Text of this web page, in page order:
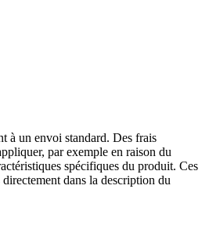
à un envoi standard. Des frais
par exemple en raison du
spécifiques du produit. Ces
dans la description du